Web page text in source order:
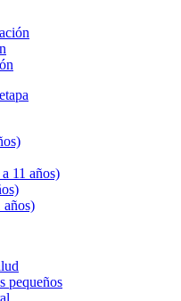
11 años)
años)
pequeños